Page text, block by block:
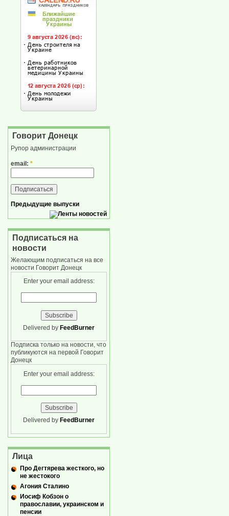
Говорит Донецк
Рупор администрации
email: *
Предыдущие выпуски
Подписаться на
новости
Желающим подписаться на все
новости Говорит Донецк
Enter your email address:
Delivered by FeedBurner
Подписка только на новости, что
публикуются на первой Говорит
Донецк
Enter your email address:
Delivered by FeedBurner
Лица
Про Дегтярева жесткого, но
не жестокого
Агония Сталино
Иосиф Кобзон о
православии, украинском и
пенсии